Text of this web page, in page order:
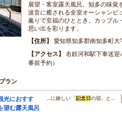
展望・客室露天風呂。知多の味覚
波音に癒される全室オーシャンビ
薫りで至福のひととき。カップル
思い出を彩ります。
住所
愛知県知多郡南知多町大
アクセス
名鉄河和駅下車送
事前予約）
ラン
光におすす
望む露天風呂
…に嬉しい「記念日の宿」と…